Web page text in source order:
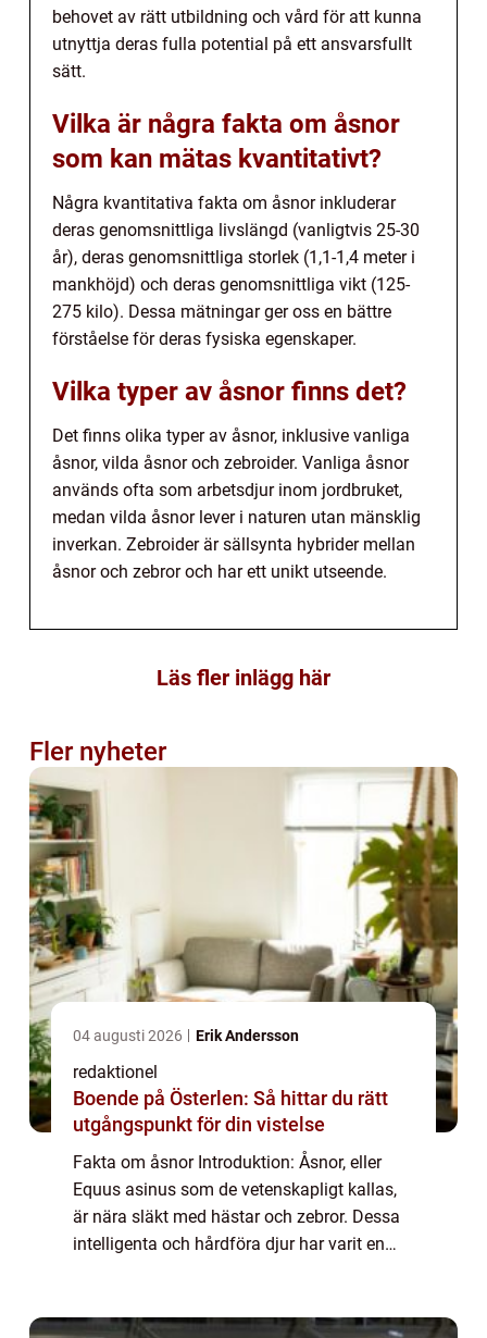
behovet av rätt utbildning och vård för att kunna
utnyttja deras fulla potential på ett ansvarsfullt
sätt.
Vilka är några fakta om åsnor
som kan mätas kvantitativt?
Några kvantitativa fakta om åsnor inkluderar
deras genomsnittliga livslängd (vanligtvis 25-30
år), deras genomsnittliga storlek (1,1-1,4 meter i
mankhöjd) och deras genomsnittliga vikt (125-
275 kilo). Dessa mätningar ger oss en bättre
förståelse för deras fysiska egenskaper.
Vilka typer av åsnor finns det?
Det finns olika typer av åsnor, inklusive vanliga
åsnor, vilda åsnor och zebroider. Vanliga åsnor
används ofta som arbetsdjur inom jordbruket,
medan vilda åsnor lever i naturen utan mänsklig
inverkan. Zebroider är sällsynta hybrider mellan
åsnor och zebror och har ett unikt utseende.
Läs fler inlägg här
Fler nyheter
04 augusti 2026 Erik Andersson
redaktionel
Boende på Österlen: Så hittar du rätt
utgångspunkt för din vistelse
Fakta om åsnor Introduktion: Åsnor, eller
Equus asinus som de vetenskapligt kallas,
är nära släkt med hästar och zebror. Dessa
intelligenta och hårdföra djur har varit en